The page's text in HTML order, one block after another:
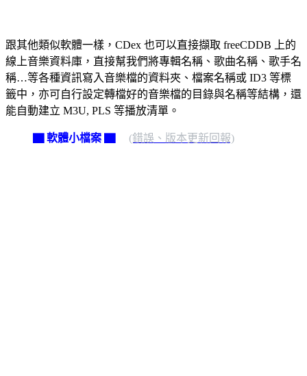
跟其他類似軟體一樣，CDex 也可以直接擷取 freeCDDB 上的
線上音樂資料庫，直接幫我們將專輯名稱、歌曲名稱、歌手名
稱…等各種資訊寫入音樂檔的資料夾、檔案名稱或 ID3 等標
籤中，亦可自行設定轉檔好的音樂檔的目錄與名稱等結構，還
能自動建立 M3U, PLS 等播放清單。
▇ 軟體小檔案 ▇ (錯誤、版本更新回報)